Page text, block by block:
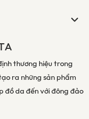
thương hiệu trong
ra những sản phẩm
đồ da đến với đông đảo